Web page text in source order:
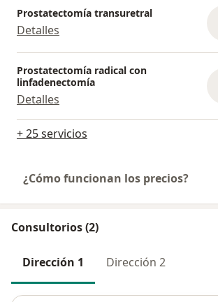
Prostatectomía transuretral
Detalles
Prostatectomía radical con
linfadenectomía
Detalles
+ 25 servicios
¿Cómo funcionan los precios?
Consultorios (2)
Dirección 1 Dirección 2